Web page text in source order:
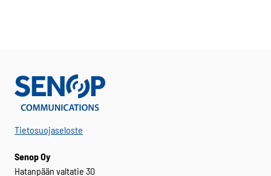
Tietosuojaseloste
Senop Oy
Hatanpään valtatie 30